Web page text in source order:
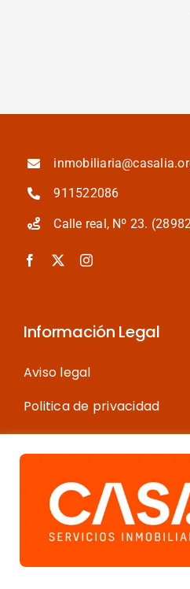
911522086
Calle real, Nº 23.
Información Legal
Aviso legal
Politica de privacidad
Política de cookies